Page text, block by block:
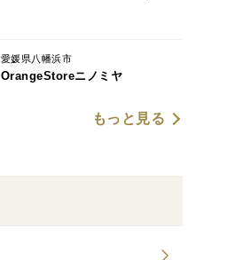
愛媛県八幡浜市
OrangeStoreニノミヤ
もっと見る